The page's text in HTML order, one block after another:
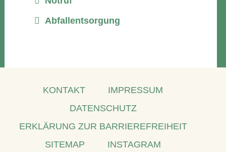
Abfallentsorgung
KONTAKT
IMPRESSUM
DATENSCHUTZ
ERKLÄRUNG ZUR BARRIEREFREIHEIT
SITEMAP
INSTAGRAM